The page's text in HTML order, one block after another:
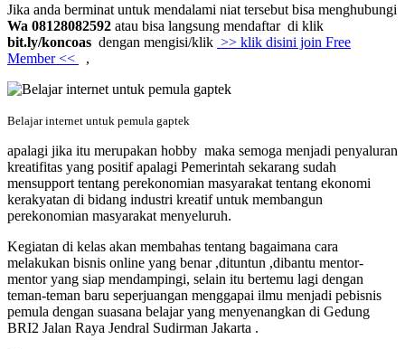
Jika anda berminat untuk mendalami niat tersebut bisa menghubungi
Wa 08128082592 atau bisa langsung mendaftar di klik
bit.ly/koncoas dengan mengisi/klik >> klik disini join Free
Member <<
,
Belajar internet untuk pemula gaptek
apalagi jika itu merupakan hobby maka semoga menjadi penyaluran
kreatifitas yang positif apalagi Pemerintah sekarang sudah
mensupport tentang perekonomian masyarakat tentang ekonomi
kerakyatan di bidang industri kreatif untuk membangun
perekonomian masyarakat menyeluruh.
Kegiatan di kelas akan membahas tentang bagaimana cara
melakukan bisnis online yang benar ,dituntun ,dibantu mentor-
mentor yang siap mendampingi, selain itu bertemu lagi dengan
teman-teman baru seperjuangan menggapai ilmu menjadi pebisnis
pemula dengan suasana belajar yang menyenangkan di Gedung
BRI2 Jalan Raya Jendral Sudirman Jakarta .